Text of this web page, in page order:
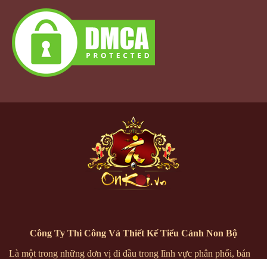
Công Ty Thi Công Và Thiết Kế Tiểu Cảnh Non Bộ
Là một trong những đơn vị đi đầu trong lĩnh vực phân phối, bán